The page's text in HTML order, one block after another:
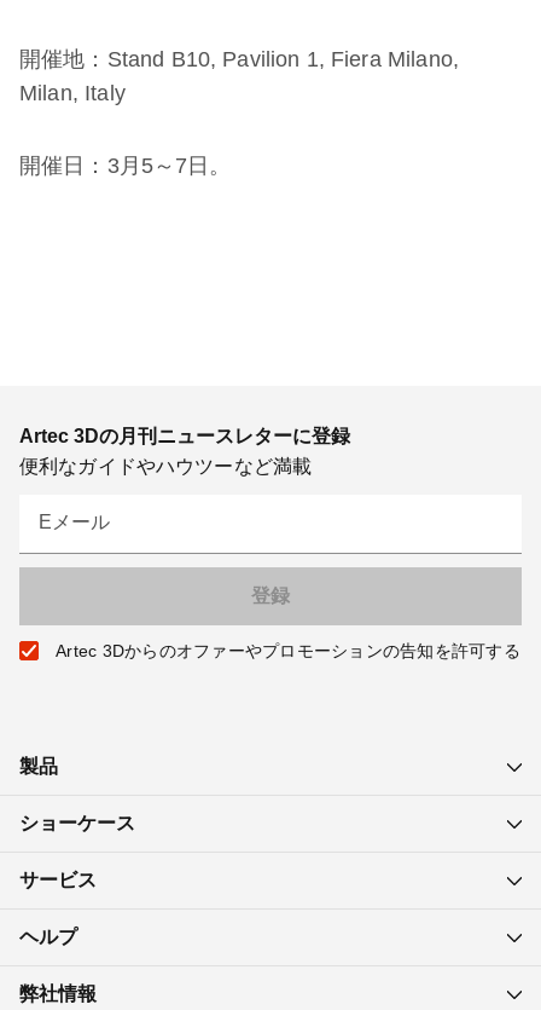
開催地：Stand B10, Pavilion 1, Fiera Milano,
Milan, Italy
開催日：3月5～7日。
Artec 3Dの月刊ニュースレターに登録
便利なガイドやハウツーなど満載
Eメール
Artec 3Dからのオファーやプロモーションの告知を許可する
製品
ショーケース
サービス
ヘルプ
弊社情報